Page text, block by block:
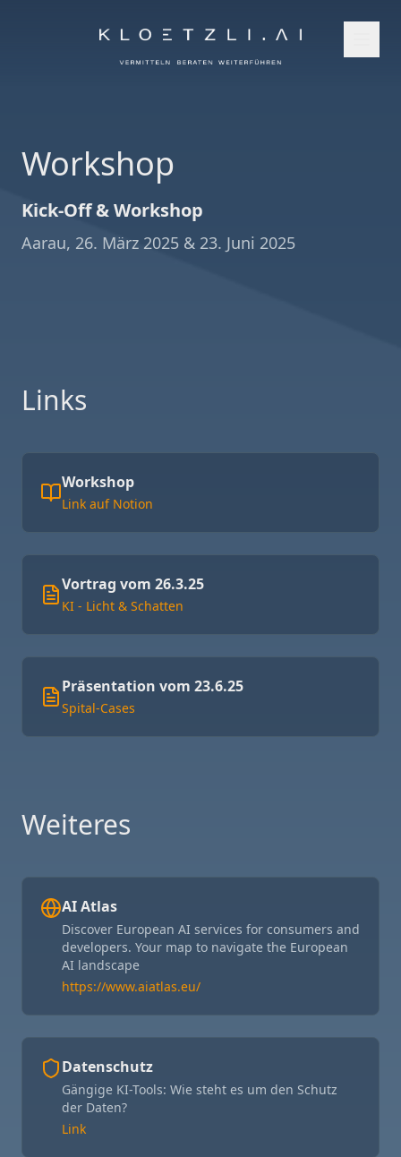
Workshop
Kick-Off & Workshop
Aarau, 26. März 2025 & 23. Juni 2025
Links
Workshop
Link auf Notion
Vortrag vom 26.3.25
KI - Licht & Schatten
Präsentation vom 23.6.25
Spital-Cases
Weiteres
AI Atlas
Discover European AI services for consumers and
developers. Your map to navigate the European
AI landscape
https://www.aiatlas.eu/
Datenschutz
Gängige KI-Tools: Wie steht es um den Schutz
der Daten?
Link